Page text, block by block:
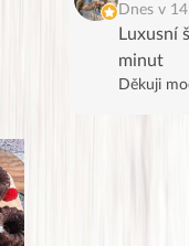
Dnes v
Luxusní
minut
Děkuji